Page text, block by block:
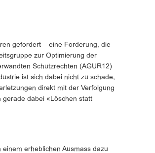
gefordert – eine Forderung, die
zur Optimierung der
Schutzrechten (AGUR12)
ist sich dabei nicht zu schade,
direkt mit der Verfolgung
gerade dabei «Löschen statt
erheblichen Ausmass dazu